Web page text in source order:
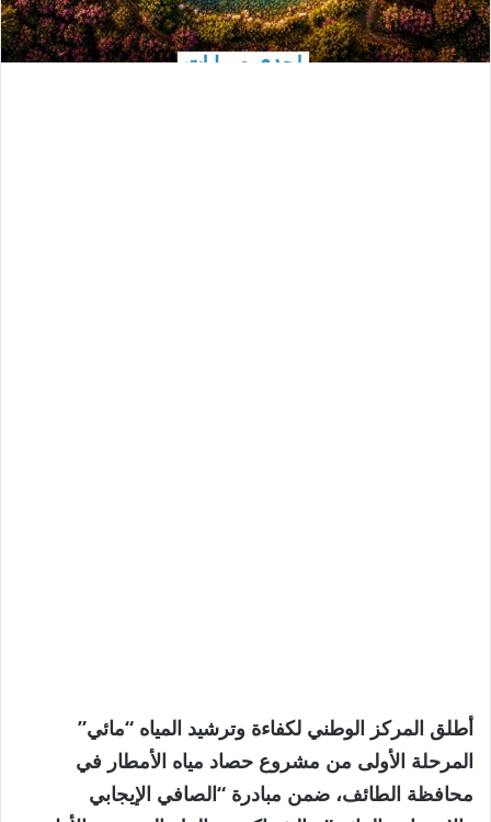
أطلق المركز الوطني لكفاءة وترشيد المياه “مائي”
المرحلة الأولى من مشروع حصاد مياه الأمطار في
محافظة الطائف، ضمن مبادرة “الصافي الإيجابي